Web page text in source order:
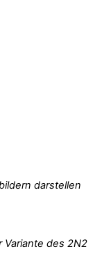
darstellen
Variante des 2N2